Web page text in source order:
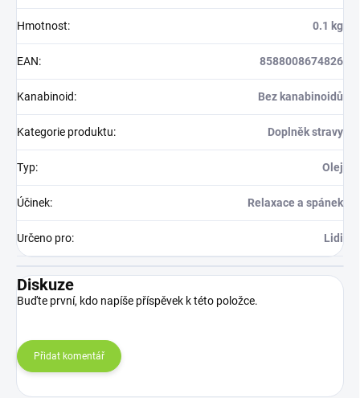
Hmotnost: 0.1 kg
EAN: 8588008674826
Kanabinoid: Bez kanabinoidů
Kategorie produktu: Doplněk stravy
Typ: Olej
Účinek: Relaxace a spánek
Určeno pro: Lidi
Diskuze
Buďte první, kdo napíše příspěvek k této položce.
Přidat komentář